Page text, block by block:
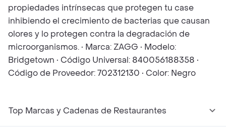
propiedades intrínsecas que protegen tu case
inhibiendo el crecimiento de bacterias que causan
olores y lo protegen contra la degradación de
microorganismos. • Marca: ZAGG • Modelo:
Bridgetown • Código Universal: 840056188358 •
Código de Proveedor: 702312130 • Color: Negro
Top Marcas y Cadenas de Restaurantes